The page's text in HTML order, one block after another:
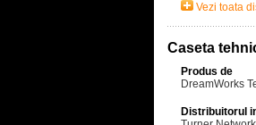
Vezi toata
Caseta
Produs de
DreamWorks
Distribuitorul